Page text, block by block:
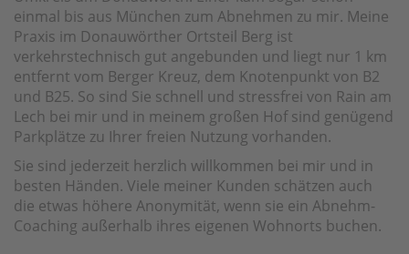
einmal bis aus München zum Abnehmen zu mir. Meine
Praxis im Donauwörther Ortsteil Berg ist
verkehrstechnisch gut angebunden und liegt nur 1 km
entfernt vom Berger Kreuz, dem Knotenpunkt von B2
und B25. So sind Sie schnell und stressfrei von Rain am
Lech bei mir und in meinem großen Hof sind genügend
Parkplätze zu Ihrer freien Nutzung vorhanden.
Sie sind jederzeit herzlich willkommen bei mir und in
besten Händen. Viele meiner Kunden schätzen auch
die etwas höhere Anonymität, wenn sie ein Abnehm-
Coaching außerhalb ihres eigenen Wohnorts buchen.